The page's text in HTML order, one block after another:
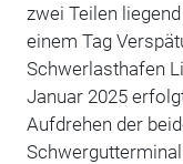
zwei Teilen
einem Tag
Schwerlasthafen
Januar 2025
Aufdrehen der